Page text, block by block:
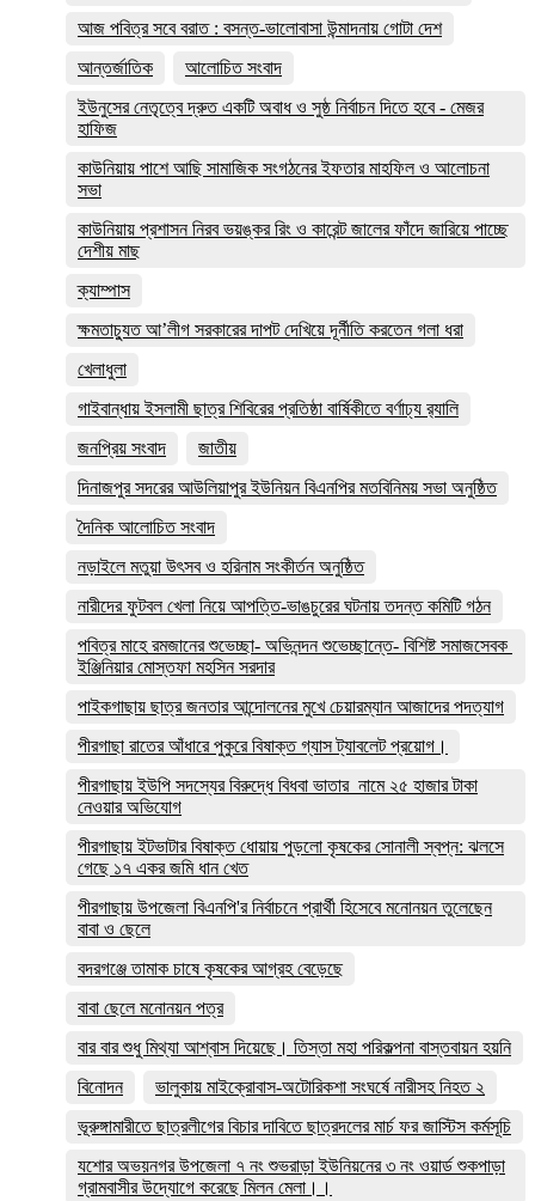
আজ পবিত্র সবে বরাত : বসন্ত-ভালোবাসা উন্মাদনায় গোটা দেশ
আন্তর্জাতিক
আলোচিত সংবাদ
ইউনুসের নেতৃত্বে দ্রুত একটি অবাধ ও সুষ্ঠ নির্বাচন দিতে হবে - মেজর
হাফিজ
কাউনিয়ায় পাশে আছি সামাজিক সংগঠনের ইফতার মাহফিল ও আলোচনা
সভা
কাউনিয়ায় প্রশাসন নিরব ভয়ঙ্কর রিং ও কারেন্ট জালের ফাঁদে জারিয়ে পাচ্ছে
দেশীয় মাছ
ক্যাম্পাস
ক্ষমতাচ্যুত আ’লীগ সরকারের দাপট দেখিয়ে দূর্নীতি করতেন গলা ধরা
খেলাধুলা
গাইবান্ধায় ইসলামী ছাত্র শিবিরের প্রতিষ্ঠা বার্ষিকীতে বর্ণাঢ্য র‌্যালি
জনপ্রিয় সংবাদ
জাতীয়
দিনাজপুর সদরের আউলিয়াপুর ইউনিয়ন বিএনপির মতবিনিময় সভা অনুষ্ঠিত
দৈনিক আলোচিত সংবাদ
নড়াইলে মতুয়া উৎসব ও হরিনাম সংকীর্তন অনুষ্ঠিত
নারীদের ফুটবল খেলা নিয়ে আপত্তি-ভাঙচুরের ঘটনায় তদন্ত কমিটি গঠন
পবিত্র মাহে রমজানের শুভেচ্ছা- অভিনন্দন শুভেচ্ছান্তে- বিশিষ্ট সমাজসেবক
ইঞ্জিনিয়ার মোস্তফা মহসিন সরদার
পাইকগাছায় ছাত্র জনতার আন্দোলনের মুখে চেয়ারম্যান আজাদের পদত্যাগ
পীরগাছা রাতের আঁধারে পুকুরে বিষাক্ত গ্যাস ট্যাবলেট প্রয়োগ।
পীরগাছায় ইউপি সদস্যের বিরুদ্ধে বিধবা ভাতার নামে ২৫ হাজার টাকা
নেওয়ার অভিযোগ
পীরগাছায় ইটভাটার বিষাক্ত ধোয়ায় পুড়লো কৃষকের সোনালী স্বপ্ন: ঝলসে
গেছে ১৭ একর জমি ধান খেত
পীরগাছায় উপজেলা বিএনপি'র নির্বাচনে প্রার্থী হিসেবে মনোনয়ন তুলেছেন
বাবা ও ছেলে
বদরগঞ্জে তামাক চাষে কৃষকের আগ্রহ বেড়েছে
বাবা ছেলে মনোনয়ন পত্র
বার বার শুধু মিথ্যা আশ্বাস দিয়েছে। তিস্তা মহা পরিকল্পনা বাস্তবায়ন হয়নি
বিনোদন
ভালুকায় মাইক্রোবাস-অটোরিকশা সংঘর্ষে নারীসহ নিহত ২
ভূরুঙ্গামারীতে ছাত্রলীগের বিচার দাবিতে ছাত্রদলের মার্চ ফর জাস্টিস কর্মসূচি
যশোর অভয়নগর উপজেলা ৭ নং শুভরাড়া ইউনিয়নের ৩ নং ওয়ার্ড শুকপাড়া
গ্রামবাসীর উদ্যোগে করেছে মিলন মেলা।।